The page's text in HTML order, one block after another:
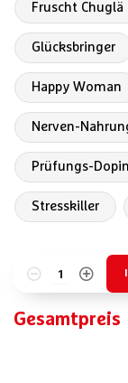
Fruscht Chuglä
Glücksbringer
Happy Woman
Nerven-
Prüfungs-
Stresskiller
Gesamtpreis